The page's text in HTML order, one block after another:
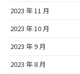
2023 年 11 月
2023 年 10 月
2023 年 9 月
2023 年 8 月